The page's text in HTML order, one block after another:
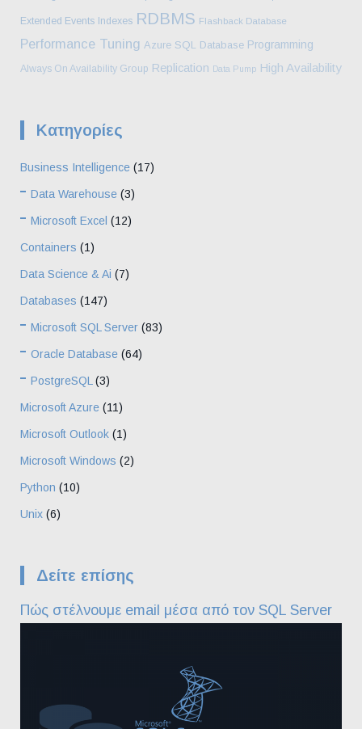
Extended Events Indexes RDBMS Flashback Database
Performance Tuning Azure SQL Database Programming
Always On Availability Group Replication Data Pump High Availability
Kατηγορίες
Business Intelligence (17)
Data Warehouse (3)
Microsoft Excel (12)
Containers (1)
Data Science & Ai (7)
Databases (147)
Microsoft SQL Server (83)
Oracle Database (64)
PostgreSQL (3)
Microsoft Azure (11)
Microsoft Outlook (1)
Microsoft Windows (2)
Python (10)
Unix (6)
Δείτε επίσης
Πώς στέλνουμε email μέσα από τον SQL Server